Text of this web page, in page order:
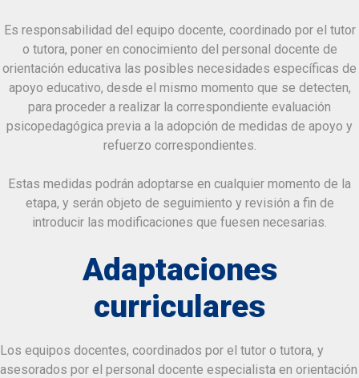
Es responsabilidad del equipo docente, coordinado por el tutor
o tutora, poner en conocimiento del personal docente de
orientación educativa las posibles necesidades específicas de
apoyo educativo, desde el mismo momento que se detecten,
para proceder a realizar la correspondiente evaluación
psicopedagógica previa a la adopción de medidas de apoyo y
refuerzo correspondientes.
Estas medidas podrán adoptarse en cualquier momento de la
etapa, y serán objeto de seguimiento y revisión a fin de
introducir las modificaciones que fuesen necesarias.
Adaptaciones
curriculares
Los equipos docentes, coordinados por el tutor o tutora, y
asesorados por el personal docente especialista en orientación